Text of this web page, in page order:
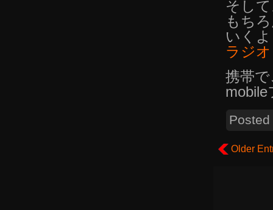
そし
もち
いく
ラジ
携帯
Older